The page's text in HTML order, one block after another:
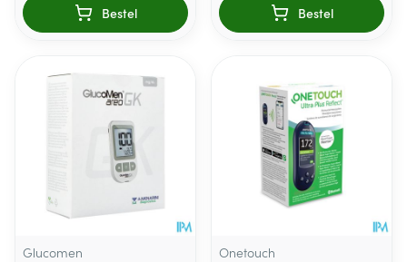
Bestel Bestel
Glucomen
Onetouch